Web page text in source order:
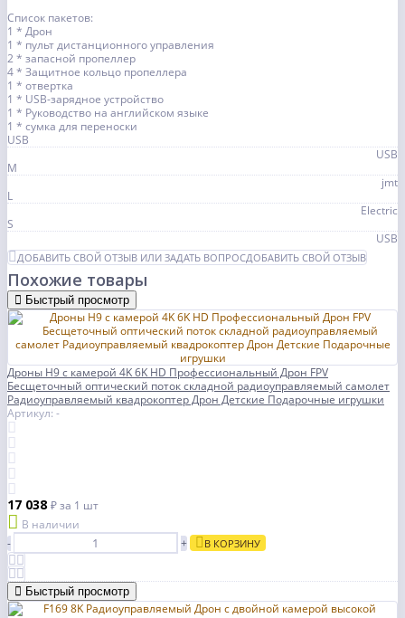
Список пакетов:
1 * Дрон
1 * пульт дистанционного управления
2 * запасной пропеллер
4 * Защитное кольцо пропеллера
1 * отвертка
1 * USB-зарядное устройство
1 * Руководство на английском языке
1 * сумка для переноски
USB
USB
M
jmt
L
Electric
S
USB
ДОБАВИТЬ СВОЙ ОТЗЫВ ИЛИ ЗАДАТЬ ВОПРОСДОБАВИТЬ СВОЙ ОТЗЫВ
Похожие товары
Быстрый просмотр
Дроны H9 с камерой 4K 6K HD Профессиональный Дрон FPV
Бесщеточный оптический поток складной радиоуправляемый самолет
Радиоуправляемый квадрокоптер Дрон Детские Подарочные игрушки
Артикул: -
17 038 ₽за 1 шт
В наличии
-
+ В КОРЗИНУ
Быстрый просмотр